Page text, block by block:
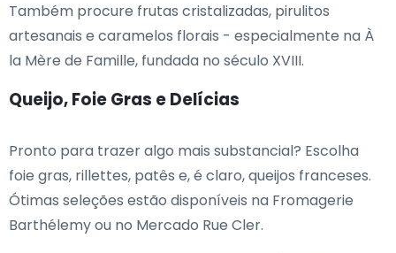
Também procure frutas cristalizadas, pirulitos
artesanais e caramelos florais - especialmente na À
la Mère de Famille, fundada no século XVIII.
Queijo, Foie Gras e Delícias
Pronto para trazer algo mais substancial? Escolha
foie gras, rillettes, patês e, é claro, queijos franceses.
Ótimas seleções estão disponíveis na Fromagerie
Barthélemy ou no Mercado Rue Cler.